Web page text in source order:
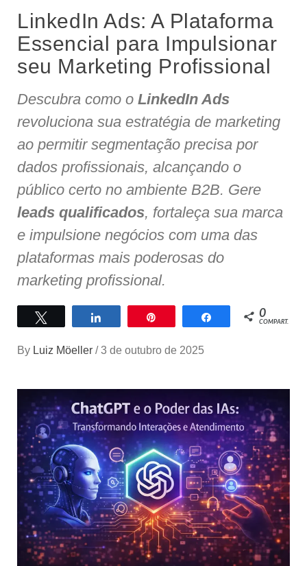
LinkedIn Ads: A Plataforma
Essencial para Impulsionar
seu Marketing Profissional
Descubra como o LinkedIn Ads
revoluciona sua estratégia de marketing
ao permitir segmentação precisa por
dados profissionais, alcançando o
público certo no ambiente B2B. Gere
leads qualificados, fortaleça sua marca
e impulsione negócios com uma das
plataformas mais poderosas do
marketing profissional.
Compartilhar Compartilhar
0
COMPART.
By Luiz Möeller / 3 de outubro de 2025